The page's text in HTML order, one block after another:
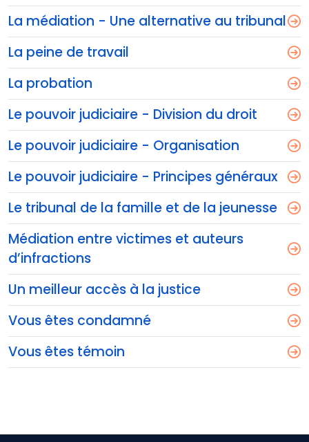
La médiation - Une alternative au tribunal
La peine de travail
La probation
Le pouvoir judiciaire - Division du droit
Le pouvoir judiciaire - Organisation
Le pouvoir judiciaire - Principes généraux
Le tribunal de la famille et de la jeunesse
Médiation entre victimes et auteurs
d’infractions
Un meilleur accès à la justice
Vous êtes condamné
Vous êtes témoin